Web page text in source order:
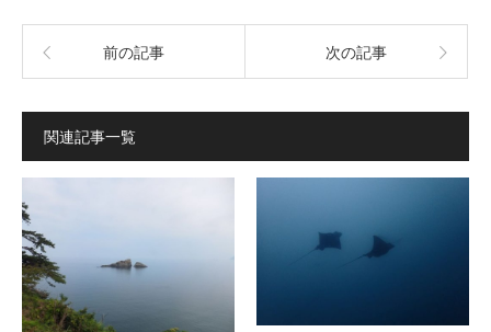
前の記事 次の記事
関連記事一覧